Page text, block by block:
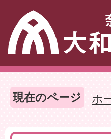
現在のページ ホ